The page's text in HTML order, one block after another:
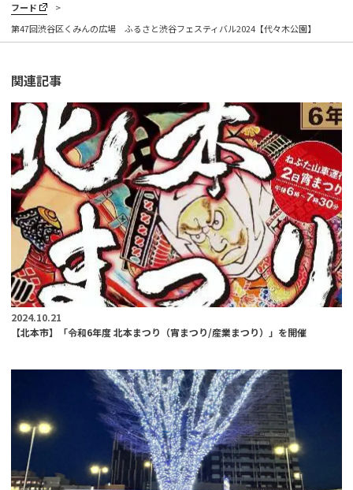
フード
第47回渋谷区くみんの広場 ふるさと渋谷フェスティバル2024【代々木公園】
関連記事
2024.10.21
【北本市】「令和6年度 北本まつり（宵まつり/産業まつり）」を開催